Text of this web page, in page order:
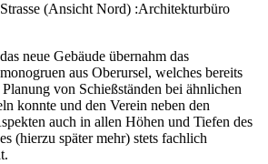
(Ansicht Nord) :Architekturbüro
neue Gebäude übernahm das
aus Oberursel, welches bereits
von Schießständen bei ähnlichen
konnte und den Verein neben den
auch in allen Höhen und Tiefen des
(hierzu später mehr) stets fachlich